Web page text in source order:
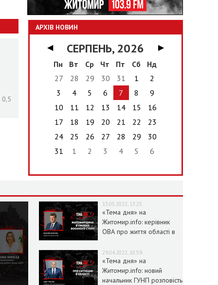
0,5
АРХІВ НОВИН
◀ СЕРПЕНЬ, 2026
▶
Пн
Вт Ср Чт Пт Сб
Нд
27
28 29 30 31 1
2
3
4 5 6 7 8
9
10
11 12 13 14 15
16
17
18 19 20 21 22
23
24
25 26 27 28 29
30
31
1 2 3 4 5 6
13.05.2022, 13:25
«Тема дня» на
Житомир.info: керівник
ОВА про життя області в
29.04.2022, 10:59
«Тема дня» на
Житомир.info: новий
начальник ГУНП розповість